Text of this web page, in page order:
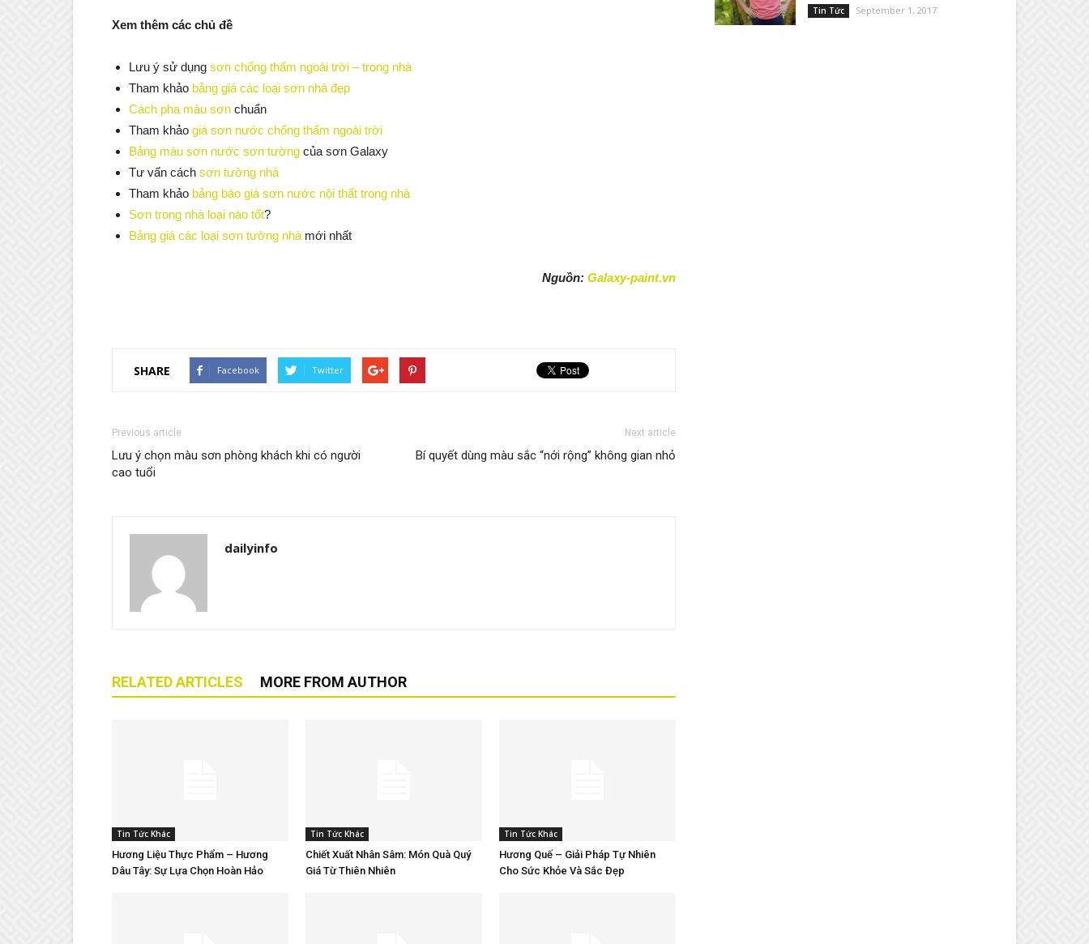
Xem thêm các chủ đề
Lưu ý sử dụng sơn chống thấm ngoài trời – trong nhà
Tham khảo bảng giá các loại sơn nhà đẹp
Cách pha màu sơn chuẩn
Tham khảo giá sơn nước chống thấm ngoài trời
Bảng màu sơn nước sơn tường của sơn Galaxy
Tư vấn cách sơn tường nhà
Tham khảo bảng báo giá sơn nước nội thất trong nhà
Sơn trong nhà loại nào tốt?
Bảng giá các loại sơn tường nhà mới nhất
Nguồn: Galaxy-paint.vn
SHARE Facebook Twitter
Previous article
Lưu ý chọn màu sơn phòng khách khi có người
cao tuổi
Next article
Bí quyết dùng màu sắc “nới rộng” không gian nhỏ
dailyinfo
RELATED ARTICLES MORE FROM AUTHOR
Tin Tức Khác
Hương Liệu Thực Phẩm – Hương
Dâu Tây: Sự Lựa Chọn Hoàn Hảo
Tin Tức Khác
Chiết Xuất Nhân Sâm: Món Quà Quý
Giá Từ Thiên Nhiên
Tin Tức Khác
Hương Quế – Giải Pháp Tự Nhiên
Cho Sức Khỏe Và Sắc Đẹp
Tin Tức September 1, 2017